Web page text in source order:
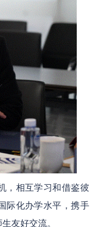
，相互学习和借鉴彼
际化办学水平，携手
友好交流。